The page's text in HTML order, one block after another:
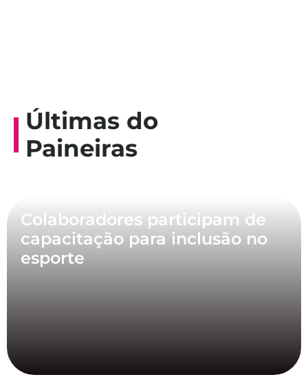
Últimas do
Paineiras
Colaboradores participam de
capacitação para inclusão no
esporte